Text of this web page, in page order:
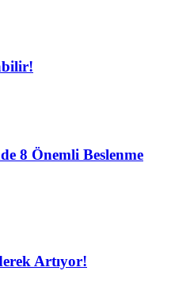
8 Önemli Beslenme
Artıyor!